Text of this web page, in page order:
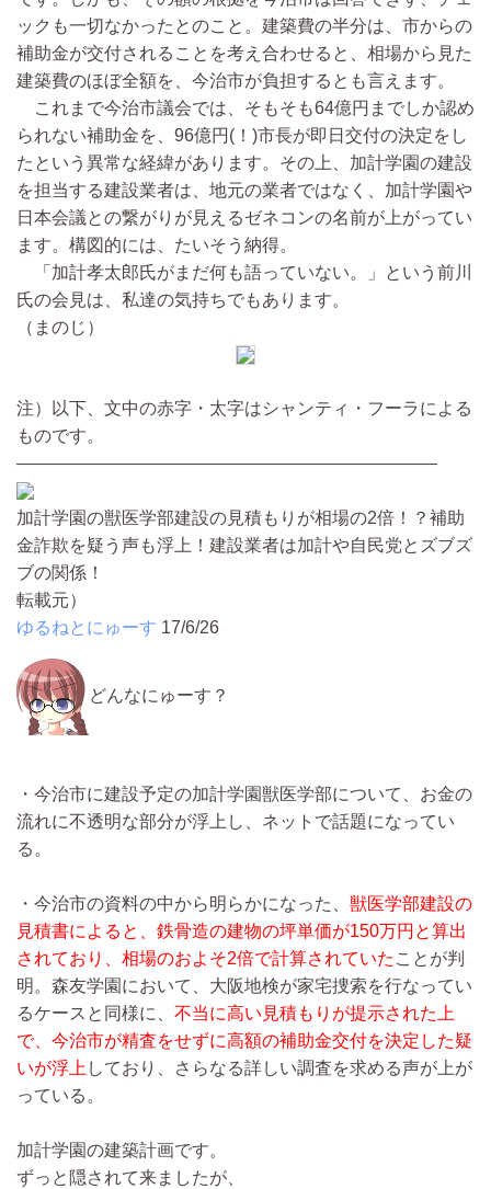
ックも一切なかったとのこと。建築費の半分は、市からの
補助金が交付されることを考え合わせると、相場から見た
建築費のほぼ全額を、今治市が負担するとも言えます。
これまで今治市議会では、そもそも64億円までしか認め
られない補助金を、96億円(！)市長が即日交付の決定をし
たという異常な経緯があります。その上、加計学園の建設
を担当する建設業者は、地元の業者ではなく、加計学園や
日本会議との繋がりが見えるゼネコンの名前が上がってい
ます。構図的には、たいそう納得。
「加計孝太郎氏がまだ何も語っていない。」という前川
氏の会見は、私達の気持ちでもあります。
（まのじ）
注）以下、文中の赤字・太字はシャンティ・フーラによる
ものです。
————————————————————————
加計学園の獣医学部建設の見積もりが相場の2倍！？補助
金詐欺を疑う声も浮上！建設業者は加計や自民党とズブズ
ブの関係！
転載元）
ゆるねとにゅーす 17/6/26
どんなにゅーす？
・今治市に建設予定の加計学園獣医学部について、お金の
流れに不透明な部分が浮上し、ネットで話題になってい
る。
・今治市の資料の中から明らかになった、 獣医学部建設の
見積書によると、鉄骨造の建物の坪単価が150万円と算出
されており、相場のおよそ2倍で計算されていた ことが判
明。森友学園において、大阪地検が家宅捜索を行なってい
るケースと同様に、 不当に高い見積もりが提示された上
で、今治市が精査をせずに高額の補助金交付を決定した疑
いが浮上 しており、さらなる詳しい調査を求める声が上が
っている。
加計学園の建築計画です。
ずっと隠されて来ましたが、